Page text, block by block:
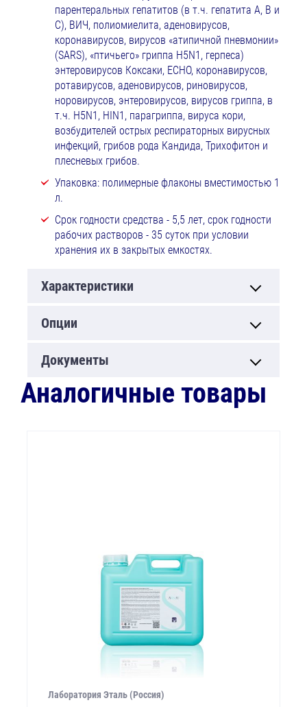
парентеральных гепатитов (в т.ч. гепатита А, В и
С), ВИЧ, полиомиелита, аденовирусов,
коронавирусов, вирусов «атипичной пневмонии»
(SARS), «птичьего» гриппа H5N1, герпеса)
энтеровирусов Коксаки, ЕСНО, коронавирусов,
ротавирусов, аденовирусов, риновирусов,
норовирусов, энтеровирусов, вирусов гриппа, в
т.ч. H5N1, HIN1, парагриппа, вируса кори,
возбудителей острых респираторных вирусных
инфекций, грибов рода Кандида, Трихофитон и
плесневых грибов.
Упаковка: полимерные флаконы вместимостью 1
л.
Срок годности средства - 5,5 лет, срок годности
рабочих растворов - 35 суток при условии
хранения их в закрытых емкостях.
Характеристики
Опции
Документы
Аналогичные товары
Лаборатория Эталь (Россия)